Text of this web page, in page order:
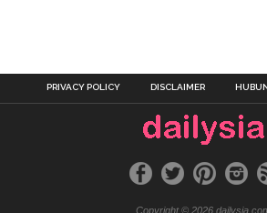
PRIVACY POLICY DISCLAIMER
Copyright © 2026